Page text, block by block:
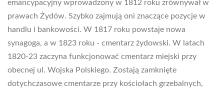
emancypacyjny wprowadzony w 1812 roku zrównywał w
prawach Żydów. Szybko zajmują oni znaczące pozycje w
handlu i bankowości. W 1817 roku powstaje nowa
synagoga, a w 1823 roku - cmentarz żydowski. W latach
1820-23 zaczyna funkcjonować cmentarz miejski przy
obecnej ul. Wojska Polskiego. Zostają zamknięte
dotychczasowe cmentarze przy kościołach grzebalnych,